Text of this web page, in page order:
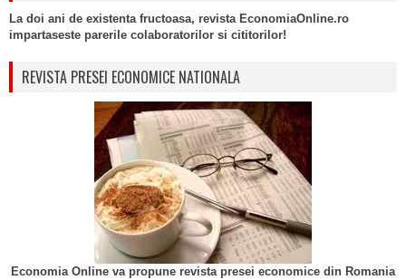
La doi ani de existenta fructoasa, revista EconomiaOnline.ro
impartaseste parerile colaboratorilor si cititorilor!
REVISTA PRESEI ECONOMICE NATIONALA
Economia Online va propune revista presei economice din Romania